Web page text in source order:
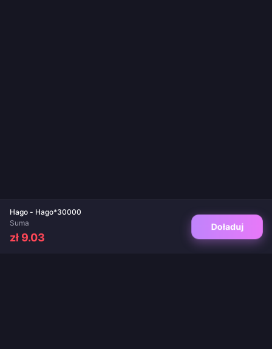
Hago - Hago*30000
Suma
zł 9.03
Doładuj